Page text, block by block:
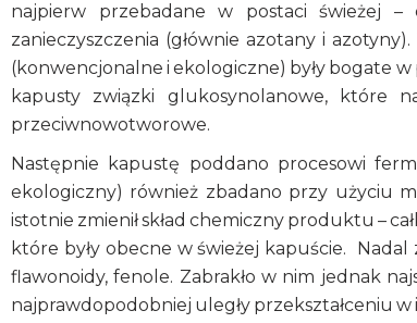
najpierw przebadane w postaci świeżej –
zanieczyszczenia (głównie azotany i
(konwencjonalne i ekologiczne) były bogate
kapusty związki glukosynolanowe, które
przeciwnowotworowe.
Następnie kapustę poddano procesowi
ekologiczny) również zbadano przy użyciu
istotnie zmienił skład chemiczny produktu –
które były obecne w świeżej kapuście. Nadal
flawonoidy, fenole. Zabrakło w nim jednak
najprawdopodobniej uległy przekształceniu